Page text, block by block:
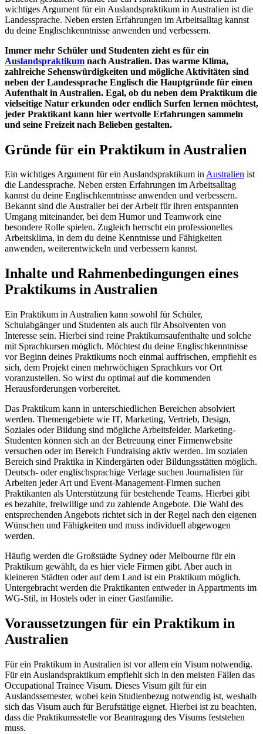
wichtiges Argument für ein Auslandspraktikum in Australien ist die
Landessprache. Neben ersten Erfahrungen im Arbeitsalltag kannst
du deine Englischkenntnisse anwenden und verbessern.
Immer mehr Schüler und Studenten zieht es für ein
Auslandspraktikum nach Australien. Das warme Klima,
zahlreiche Sehenswürdigkeiten und mögliche Aktivitäten sind
neben der Landessprache Englisch die Hauptgründe für einen
Aufenthalt in Australien. Egal, ob du neben dem Praktikum die
vielseitige Natur erkunden oder endlich Surfen lernen möchtest,
jeder Praktikant kann hier wertvolle Erfahrungen sammeln
und seine Freizeit nach Belieben gestalten.
Gründe für ein Praktikum in Australien
Ein wichtiges Argument für ein Auslandspraktikum inAustralien ist
die Landessprache. Neben ersten Erfahrungen im Arbeitsalltag
kannst du deine Englischkenntnisse anwenden und verbessern.
Bekannt sind die Australier bei der Arbeit für ihren entspannten
Umgang miteinander, bei dem Humor und Teamwork eine
besondere Rolle spielen. Zugleich herrscht ein professionelles
Arbeitsklima, in dem du deine Kenntnisse und Fähigkeiten
anwenden, weiterentwickeln und verbessern kannst.
Inhalte und Rahmenbedingungen eines
Praktikums in Australien
Ein Praktikum in Australien kann sowohl für Schüler,
Schulabgänger und Studenten als auch für Absolventen von
Interesse sein. Hierbei sind reine Praktikumsaufenthalte und solche
mit Sprachkursen möglich. Möchtest du deine Englischkenntnisse
vor Beginn deines Praktikums noch einmal auffrischen, empfiehlt es
sich, dem Projekt einen mehrwöchigen Sprachkurs vor Ort
voranzustellen. So wirst du optimal auf die kommenden
Herausforderungen vorbereitet.
Das Praktikum kann in unterschiedlichen Bereichen absolviert
werden. Themengebiete wie IT, Marketing, Vertrieb, Design,
Soziales oder Bildung sind mögliche Arbeitsfelder. Marketing-
Studenten können sich an der Betreuung einer Firmenwebsite
versuchen oder im Bereich Fundraising aktiv werden. Im sozialen
Bereich sind Praktika in Kindergärten oder Bildungsstätten möglich.
Deutsch- oder englischsprachige Verlage suchen Journalisten für
Arbeiten jeder Art und Event-Management-Firmen suchen
Praktikanten als Unterstützung für bestehende Teams. Hierbei gibt
es bezahlte, freiwillige und zu zahlende Angebote. Die Wahl des
entsprechenden Angebots richtet sich in der Regel nach den eigenen
Wünschen und Fähigkeiten und muss individuell abgewogen
werden.
Häufig werden die Großstädte Sydney oder Melbourne für ein
Praktikum gewählt, da es hier viele Firmen gibt. Aber auch in
kleineren Städten oder auf dem Land ist ein Praktikum möglich.
Untergebracht werden die Praktikanten entweder in Appartments im
WG-Stil, in Hostels oder in einer Gastfamilie.
Voraussetzungen für ein Praktikum in
Australien
Für ein Praktikum in Australien ist vor allem ein Visum notwendig.
Für ein Auslandspraktikum empfiehlt sich in den meisten Fällen das
Occupational Trainee Visum. Dieses Visum gilt für ein
Auslandssemester, wobei kein Studienbezug notwendig ist, weshalb
sich das Visum auch für Berufstätige eignet. Hierbei ist zu beachten,
dass die Praktikumsstelle vor Beantragung des Visums feststehen
muss.